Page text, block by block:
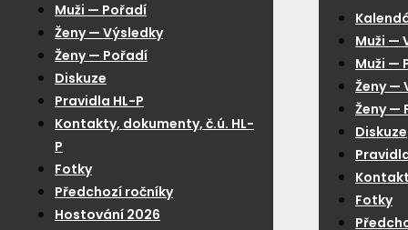
Muži — Pořadí
Ženy — Výsledky
Ženy — Pořadí
Diskuze
Pravidla HL-P
Kontakty, dokumenty, č.ú. HL-
P
Fotky
Předchozí ročníky
Hostování 2026
Muži —
Muži —
Ženy —
Ženy —
Diskuze
Fotky